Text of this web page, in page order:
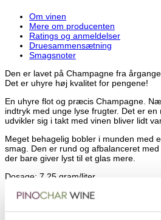
Om vinen
Mere om producenten
Ratings og anmeldelser
Druesammensætning
Smagsnoter
Den er lavet på Champagne fra
Det er uhyre høj kvalitet for pengene!
En uhyre flot og præcis Champagne.
indtryk med unge lyse frugter. Det er
udvikler sig i takt med vinen bliver lidt
Meget behagelig bobler i munden med
smag. Den er rund og afbalanceret
der bare giver lyst til et glas mere.
Dosage: 7,25 gram/liter.
Beliggende i Damery lige udenfor
Marne området, der er kendt for
dag ægteparret Virginie og Laurent, der